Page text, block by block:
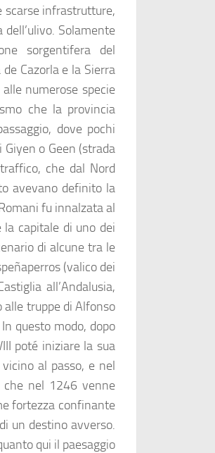
scarse infrastrutture,
Solamente
sorgentifera del
Cazorla e la Sierra
numerose specie
che la provincia
dove pochi
o Geen (strada
che dal Nord
avevano definito la
fu innalzata al
capitale di uno dei
di alcune tra le
(valico dei
all’Andalusia,
alle truppe di Alfonso
questo modo, dopo
poté iniziare la sua
al passo, e nel
che nel 1246 venne
fortezza confinante
un destino avverso.
qui il paesaggio